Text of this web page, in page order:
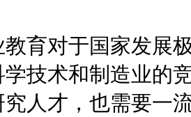
对于国家发展极
学技术和制造业的
究人才，也需要一